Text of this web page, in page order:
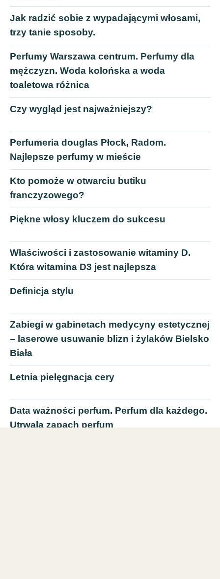
Jak radzić sobie z wypadającymi włosami,
trzy tanie sposoby.
Perfumy Warszawa centrum. Perfumy dla
mężczyzn. Woda kolońska a woda
toaletowa różnica
Czy wygląd jest najważniejszy?
Perfumeria douglas Płock, Radom.
Najlepsze perfumy w mieście
Kto pomoże w otwarciu butiku
franczyzowego?
Piękne włosy kluczem do sukcesu
Właściwości i zastosowanie witaminy D.
Która witamina D3 jest najlepsza
Definicja stylu
Zabiegi w gabinetach medycyny estetycznej
– laserowe usuwanie blizn i żylaków Bielsko
Biała
Letnia pielęgnacja cery
Data ważności perfum. Perfum dla każdego.
Utrwala zapach perfum